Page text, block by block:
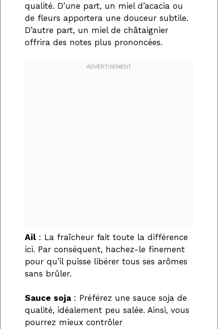
qualité. D’une part, un miel d’acacia ou
de fleurs apportera une douceur subtile.
D’autre part, un miel de châtaignier
offrira des notes plus prononcées.
Ail : La fraîcheur fait toute la différence
ici. Par conséquent, hachez-le finement
pour qu’il puisse libérer tous ses arômes
sans brûler.
Sauce soja : Préférez une sauce soja de
qualité, idéalement peu salée. Ainsi, vous
pourrez mieux contrôler